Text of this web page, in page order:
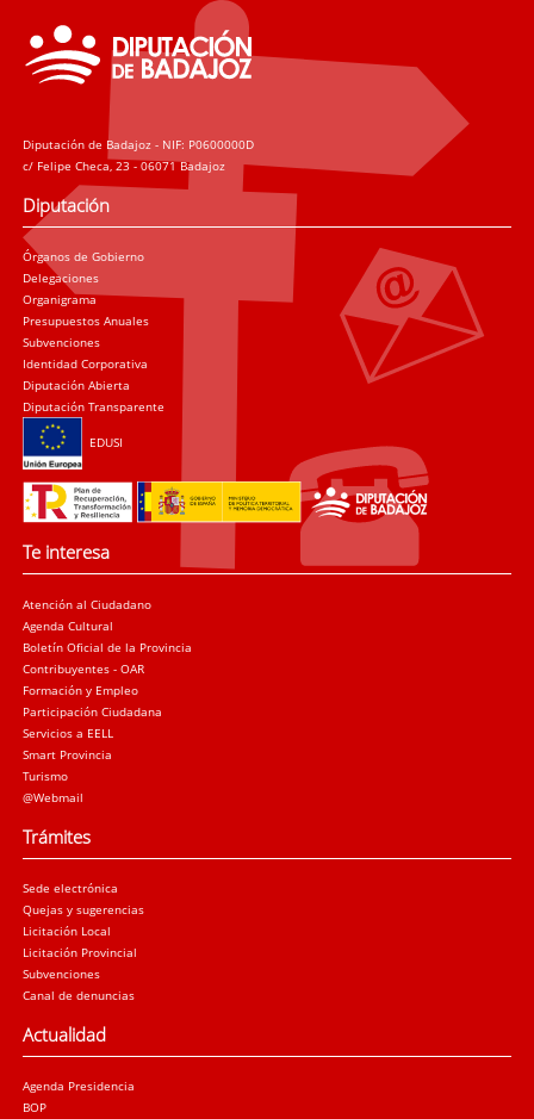
Diputación de Badajoz - NIF: P0600000D
c/ Felipe Checa, 23 - 06071 Badajoz
Diputación
Órganos de Gobierno
Delegaciones
Organigrama
Presupuestos Anuales
Subvenciones
Identidad Corporativa
Diputación Abierta
Diputación Transparente
EDUSI
Te interesa
Atención al Ciudadano
Agenda Cultural
Boletín Oficial de la Provincia
Contribuyentes - OAR
Formación y Empleo
Participación Ciudadana
Servicios a EELL
Smart Provincia
Turismo
@Webmail
Trámites
Sede electrónica
Quejas y sugerencias
Licitación Local
Licitación Provincial
Subvenciones
Canal de denuncias
Actualidad
Agenda Presidencia
BOP